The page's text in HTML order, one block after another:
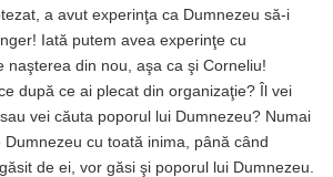
a avut experinţa ca Dumnezeu să-i
Iată putem avea experinţe cu
naşterea din nou, aşa ca şi Corneliu!
după ce ai plecat din organizaţie? Îl vei
vei căuta poporul lui Dumnezeu? Numai
cu toată inima, până când
de ei, vor găsi şi poporul lui Dumnezeu.